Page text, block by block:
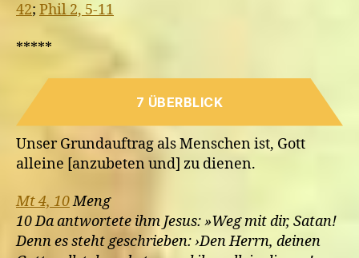
42; Phil 2, 5-11
*****
7 ÜBERBLICK
Unser Grundauftrag als Menschen ist, Gott
alleine [anzubeten und] zu dienen.
Mt 4, 10Meng
10 Da antwortete ihm Jesus: »Weg mit dir, Satan!
Denn es steht geschrieben: ›Den Herrn, deinen